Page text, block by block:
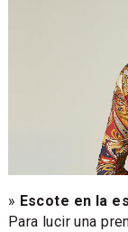
» Escote en la
Para lucir una